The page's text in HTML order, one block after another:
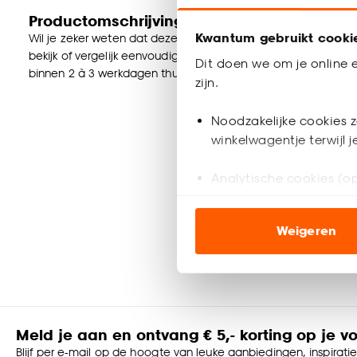
Kwantum gebruikt
Dit doen we om je online
zijn.
Noodzakelijke cookies
winkelwagentje terwijl
Analytische cookies
ook buiten de
Klik op ‘Ja, alles
accepteren door op
Goed om te weten is dat
Weigeren
Productomschrijving
Wil je zeker weten dat deze vloer bij de rest van jouw
bekijk of vergelijk eenvoudig welke vloer jouw favoriet is. Zo
binnen 2 à 3 werkdagen thuisbezorgd en passen door de
Meld je aan en ontvang € 5,- korting op je
Blijf per e-mail op de hoogte van leuke aanbiedingen,